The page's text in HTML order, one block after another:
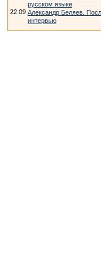
русском языке
22.09 Александр Беляев.
интервью